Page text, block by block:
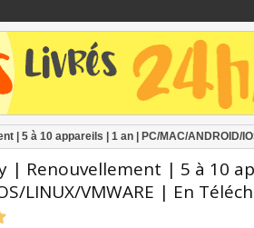
| 5 à 10 appareils | 1 an | PC/MAC/ANDROID/
| Renouvellement | 5 à 10
LINUX/VMWARE | En